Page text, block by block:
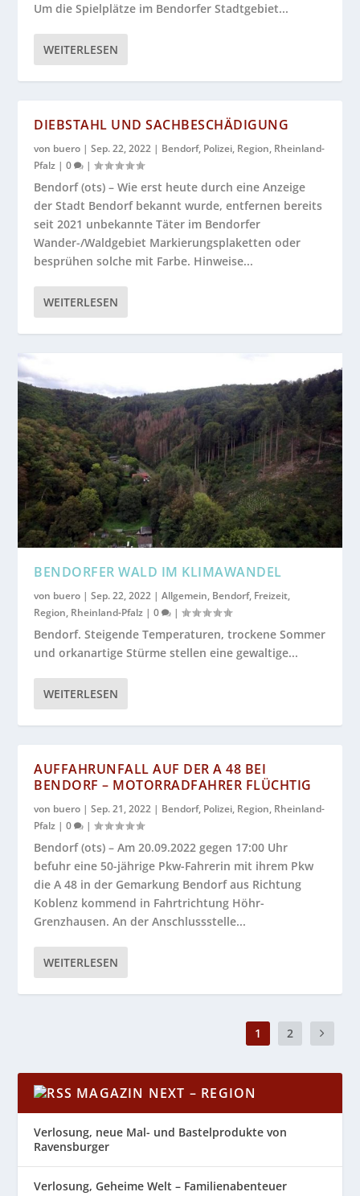
Um die Spielplätze im Bendorfer Stadtgebiet...
WEITERLESEN
DIEBSTAHL UND SACHBESCHÄDIGUNG
von buero |Sep. 22, 2022 | Bendorf, Polizei, Region, Rheinland-
Pfalz |0 |
Bendorf (ots) – Wie erst heute durch eine Anzeige
der Stadt Bendorf bekannt wurde, entfernen bereits
seit 2021 unbekannte Täter im Bendorfer
Wander-/Waldgebiet Markierungsplaketten oder
besprühen solche mit Farbe. Hinweise...
WEITERLESEN
BENDORFER WALD IM KLIMAWANDEL
von buero |Sep. 22, 2022 |Allgemein, Bendorf, Freizeit,
Region, Rheinland-Pfalz |0 |
Bendorf. Steigende Temperaturen, trockene Sommer
und orkanartige Stürme stellen eine gewaltige...
WEITERLESEN
AUFFAHRUNFALL AUF DER A 48 BEI
BENDORF – MOTORRADFAHRER FLÜCHTIG
von buero |Sep. 21, 2022 | Bendorf, Polizei, Region, Rheinland-
Pfalz |0 |
Bendorf (ots) – Am 20.09.2022 gegen 17:00 Uhr
befuhr eine 50-jährige Pkw-Fahrerin mit ihrem Pkw
die A 48 in der Gemarkung Bendorf aus Richtung
Koblenz kommend in Fahrtrichtung Höhr-
Grenzhausen. An der Anschlussstelle...
WEITERLESEN
1 2
MAGAZIN NEXT – REGION
Verlosung, neue Mal- und Bastelprodukte von
Ravensburger
Verlosung, Geheime Welt – Familienabenteuer